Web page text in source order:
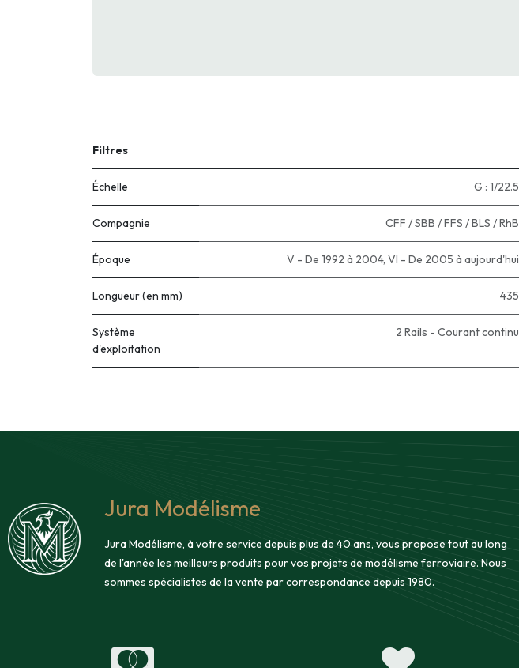
Filtres
Échelle G : 1/22.5
Compagnie CFF / SBB / FFS / BLS / RhB
Époque V - De 1992 à 2004, VI - De 2005 à aujourd'hui
Longueur (en mm) 435
Système
d'exploitation
2 Rails - Courant continu
Jura Modélisme
Jura Modélisme, à votre service depuis plus de 40 ans, vous propose tout au long
de l'année les meilleurs produits pour vos projets de modélisme ferroviaire. Nous
sommes spécialistes de la vente par correspondance depuis 1980.